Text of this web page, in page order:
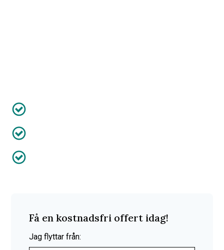
Få en kostnadsfri offert idag!
Jag flyttar från: